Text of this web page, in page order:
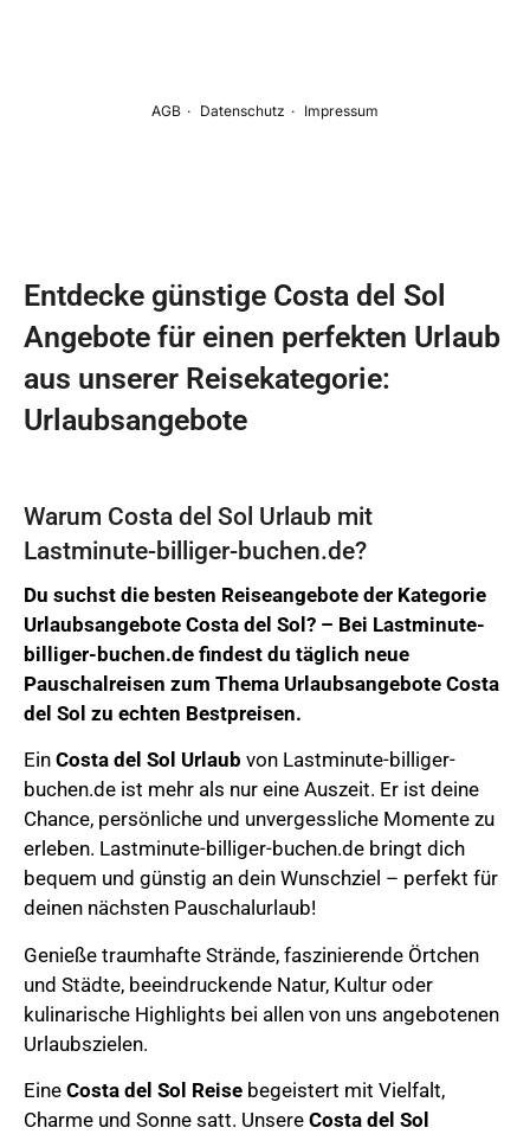
Entdecke günstige Costa del Sol
Angebote für einen perfekten Urlaub
aus unserer Reisekategorie:
Urlaubsangebote
Warum Costa del Sol Urlaub mit
Lastminute-billiger-buchen.de?
Du suchst die besten Reiseangebote der Kategorie
Urlaubsangebote Costa del Sol? – Bei Lastminute-
billiger-buchen.de findest du täglich neue
Pauschalreisen zum Thema Urlaubsangebote Costa
del Sol zu echten Bestpreisen.
Ein Costa del Sol Urlaub von Lastminute-billiger-
buchen.de ist mehr als nur eine Auszeit. Er ist deine
Chance, persönliche und unvergessliche Momente zu
erleben. Lastminute-billiger-buchen.de bringt dich
bequem und günstig an dein Wunschziel – perfekt für
deinen nächsten Pauschalurlaub!
Genieße traumhafte Strände, faszinierende Örtchen
und Städte, beeindruckende Natur, Kultur oder
kulinarische Highlights bei allen von uns angebotenen
Urlaubszielen.
Eine Costa del Sol Reise begeistert mit Vielfalt,
Charme und Sonne satt. Unsere Costa del Sol